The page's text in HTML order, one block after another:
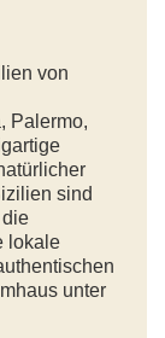
von
Palermo,
sind
lokale
unter